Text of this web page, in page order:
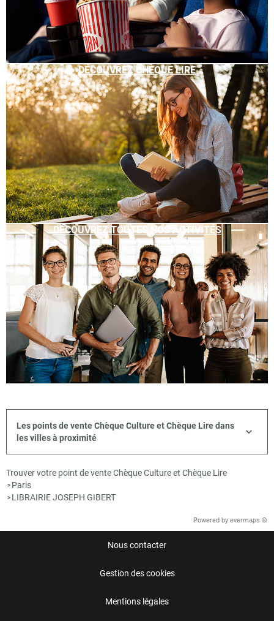
DÉCOUVREZ CHÈQUE LIRE
DÉCOUVREZ TOUTES NOS ACTIVITÉS
Les points de vente Chèque Culture et Chèque Lire dans
les villes à proximité
Trouver votre point de vente Chèque Culture et Chèque Lire
> Paris
> LIBRAIRIE JOSEPH GIBERT
Powered by evermaps ©
Nous contacter
Gestion des cookies
Mentions légales